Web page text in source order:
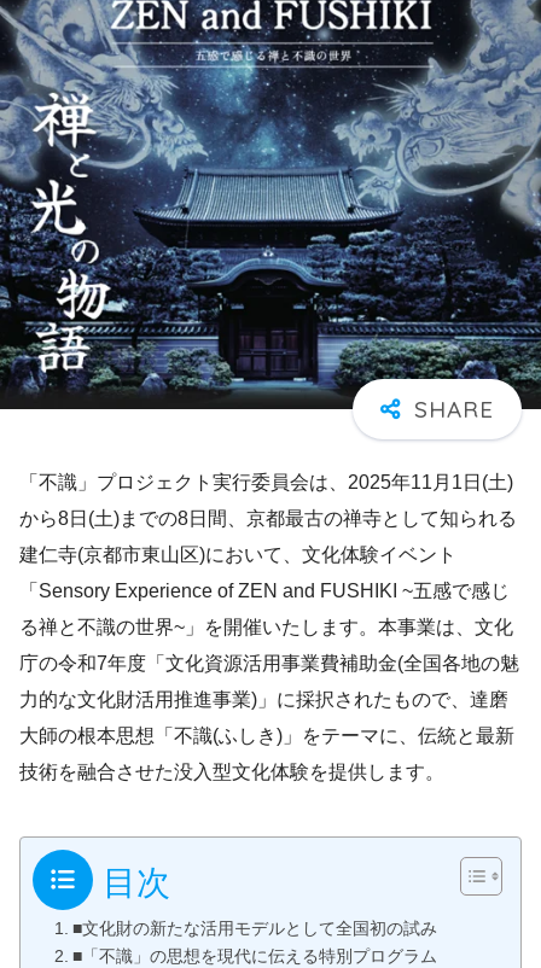
「不識」プロジェクト実行委員会は、2025年11月1日(土)
から8日(土)までの8日間、京都最古の禅寺として知られる
建仁寺(京都市東山区)において、文化体験イベント
「Sensory Experience of ZEN and FUSHIKI ~五感で感じ
る禅と不識の世界~」を開催いたします。本事業は、文化
庁の令和7年度「文化資源活用事業費補助金(全国各地の魅
力的な文化財活用推進事業)」に採択されたもので、達磨
大師の根本思想「不識(ふしき)」をテーマに、伝統と最新
技術を融合させた没入型文化体験を提供します。
目次
■文化財の新たな活用モデルとして全国初の試み
■「不識」の思想を現代に伝える特別プログラム